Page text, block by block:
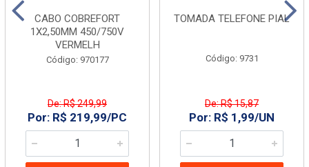
CABO COBREFORT
1X2,50MM 450/750V
VERMELH
Código: 970177
De: R$ 249,99
Por: R$ 219,99/PC
TOMADA TELEFONE PIAL
Código: 9731
De: R$ 15,87
Por: R$ 1,99/UN